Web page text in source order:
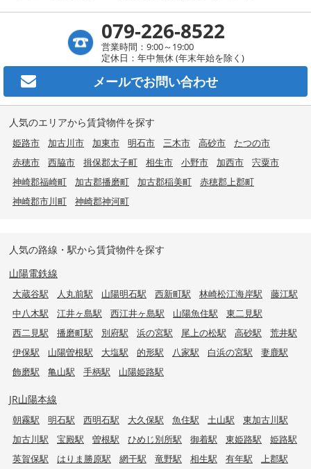
079-226-8522
営業時間：9:00～19:00
定休日：年中無休 (年末年始を除く)
メールでお問い合わせ
人気のエリアから賃貸物件を探す
姫路市 加古川市 加東市 明石市 三木市 高砂市
たつの市
赤穂市
西脇市 揖保郡太子町 相生市 小野市 加西市
宍粟市
神崎郡福崎町
加古郡播磨町 加古郡稲美町
赤穂郡上郡町
神崎郡市川町
神崎郡神河町
人気の路線・駅から賃貸物件を探す
山陽電鉄線
大蔵谷駅 人丸前駅 山陽明石駅 西新町駅 林崎松江海岸駅
藤江駅
中八木駅
江井ヶ島駅 西江井ヶ島駅 山陽魚住駅
東二見駅
西二見駅
播磨町駅 別府駅 浜の宮駅 尾上の松駅 高砂駅
荒井駅
伊保駅
山陽曽根駅 大塩駅 的形駅 八家駅 白浜の宮駅
妻鹿駅
飾磨駅
亀山駅 手柄駅 山陽姫路駅
JR山陽本線
朝霧駅 明石駅 西明石駅 大久保駅 魚住駅 土山駅
東加古川駅
加古川駅
宝殿駅 曽根駅 ひめじ別所駅 御着駅 東姫路駅
姫路駅
英賀保駅
はりま勝原駅 網干駅 竜野駅 相生駅 有年駅 上郡駅